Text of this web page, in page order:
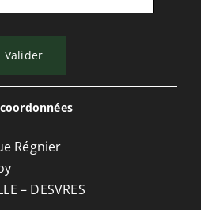
Valider
Régnier
– DESVRES
nous au
30 30 90
numéro de téléphone et
délais.